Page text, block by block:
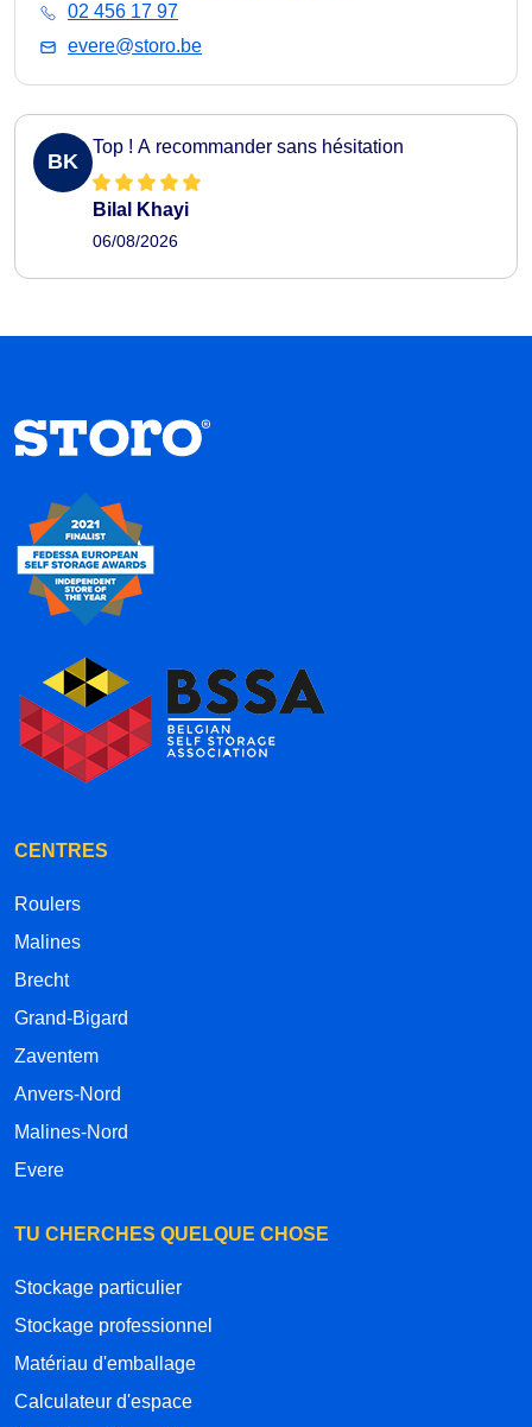
02 456 17 97
evere@storo.be
BK
Top ! A recommander sans hésitation
Bilal Khayi
06/08/2026
CENTRES
Roulers
Malines
Brecht
Grand-Bigard
Zaventem
Anvers-Nord
Malines-Nord
Evere
TU CHERCHES QUELQUE CHOSE
Stockage particulier
Stockage professionnel
Matériau d'emballage
Calculateur d'espace